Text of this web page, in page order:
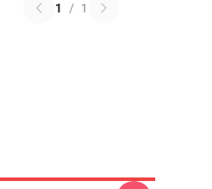
1 / 1